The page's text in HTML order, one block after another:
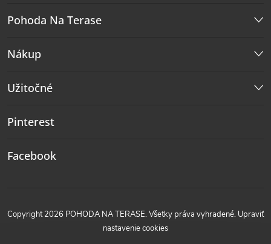
Pohoda Na Terase
Nákup
Užitočné
Pinterest
Facebook
Copyright 2026 POHODA NA TERASE. Všetky práva vyhradené. Upraviť
nastavenie cookies